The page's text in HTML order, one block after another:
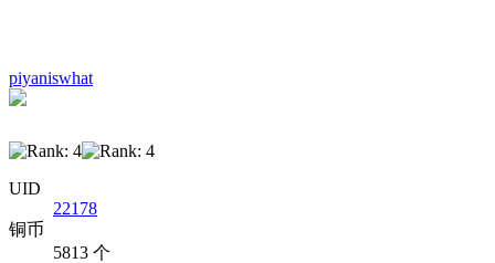
piyaniswhat
UID
22178
铜币
5813 个